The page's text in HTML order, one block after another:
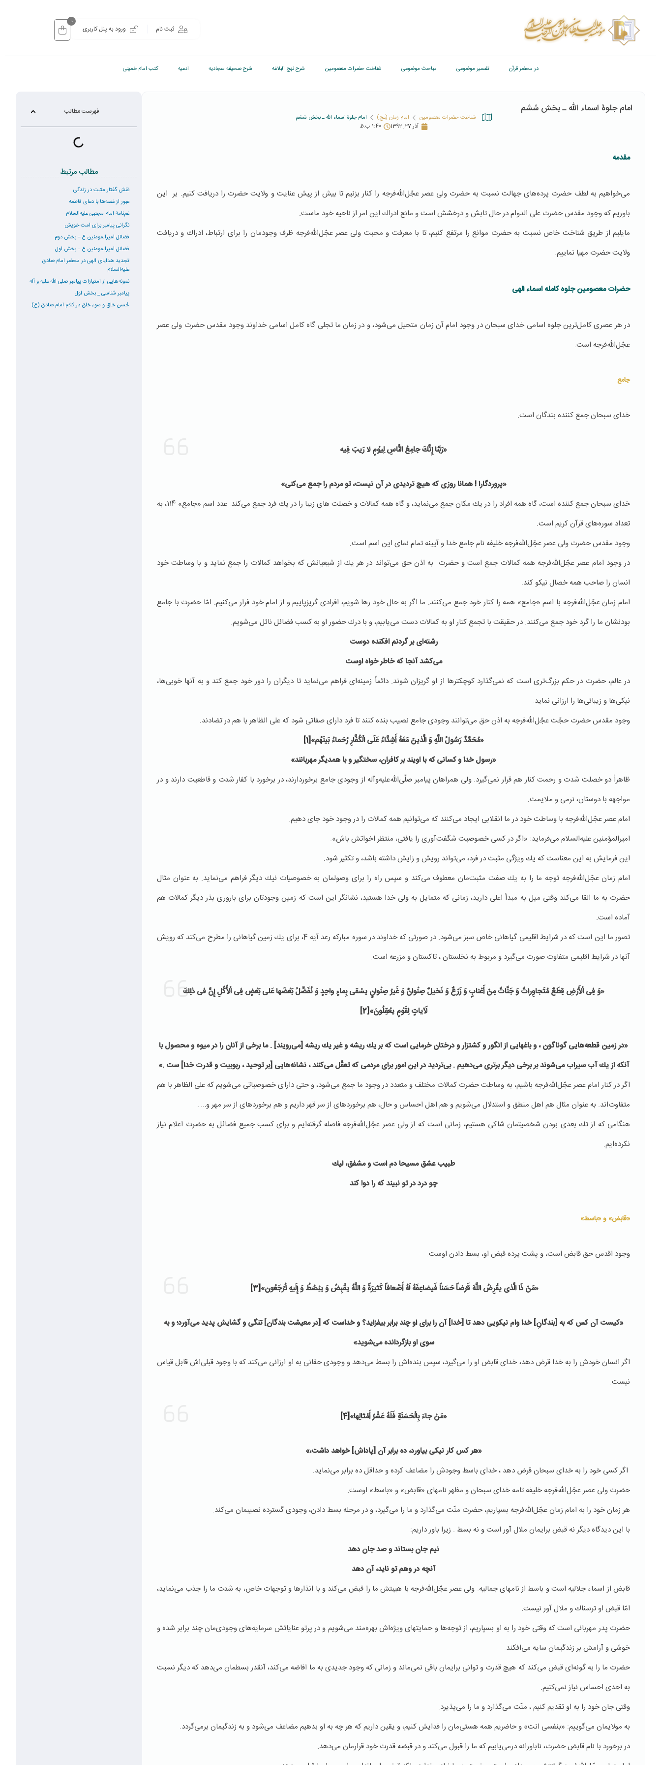
ثبت نام ورود به پنل کاربری
0
در محضر قرآن تفسیر موضوعی مباحث موضوعی شناخت حضرات معصومین شرح نهج البلاغه شرح صحیفه سجادیه ادعیه کتب امام خمینی
امام جلوۀ اسماء الله ـ بخش ششم
شناخت حضرات معصومین امام زمان (عج)
امام جلوۀ اسماء الله ـ بخش ششم
آذر 27, 1392
1:40 ب.ظ
مقدمه
می‌خواهیم به لطف حضرت پرده‌های جهالت نسبت به حضرت ولی عصر عجّل‌الله‌فرجه را كنار بزنیم تا بیش از پیش عنایت و ولایت حضرت را دریافت كنیم. بر این
باوریم كه وجود مقدس حضرت علی الدوام در حال تابش و درخشش است و مانع ادراك این امر از ناحیه خود ماست.
مایلیم از طریق شناخت خاص نسبت به حضرت موانع را مرتفع كنیم، تا با معرفت و محبت ولی عصر عجّل‌الله‌فرجه ظرف وجودمان را برای ارتباط، ادراك و دریافت
ولایت حضرت مهیا نماییم.
حضرات معصومین جلوه کامله اسماء الهی
در هر عصری كامل‌ترین جلوه اسامی خدای سبحان در وجود امام آن زمان متحیل می‌شود، و در زمان ما تجلی گاه كامل اسامی خداوند وجود مقدس حضرت ولی عصر
عجّل‌الله‌فرجه‌ است.
جامع
خدای سبحان جمع كننده بندگان است.
«رَبَّنا إِنَّكَ‏ جامِعُ‏ النَّاسِ‏ لِیوْمٍ لا رَیبَ فِیه
«پروردگارا ! همانا روزی كه هیچ تردیدی در آن نیست، تو مردم را جمع می‌كنی»
خدای سبحان جمع كننده است، گاه همه افراد را در یك مكان جمع می‌نماید، و گاه همه كمالات و خصلت های زیبا را در یك فرد جمع می‌كند. عدد اسم «جامع» 114، به
تعداد سوره‌های قرآن كریم است.
وجود مقدس حضرت ولی عصر عجّل‌الله‌فرجه خلیفه نام جامع خدا و آیینه تمام نمای این اسم است.
در وجود امام عصر عجّل‌الله‌فرجه همه كمالات جمع است و حضرت به اذن حق می‌تواند در هر یك از شیعیانش كه بخواهد كمالات را جمع نماید و با وساطت خود
انسان را صاحب همه خصال نیكو كند.
امام زمان عجّل‌الله‌فرجه با اسم «جامع» همه را كنار خود جمع می‌كنند. ما اگر به حال خود رها شویم، افرادی گریزپاییم و از امام خود فرار می‌كنیم. امّا حضرت با جامع
بودنشان ما را گرد خود جمع می‌كنند. در حقیقت با تجمع كنار او به كمالات دست می‌یابیم، و با درك حضور او به كسب فضائل نائل می‌شویم.
رشته‌ای بر گردنم افكنده دوست
می‌كشد آنجا كه خاطر خواه اوست
در عالم، حضرت در حكم بزرگ‌تری است كه نمی‌گذارد كوچكترها از او گریزان شوند. دائماً زمینه‌ای فراهم می‌نماید تا دیگران را دور خود جمع كند و به آنها خوبی‌ها،
نیكی‌ها و زیبائی‌ها را ارزانی نماید.
وجود مقدس حضرت حجّت عجّل‌الله‌فرجه به اذن حق می‌توانند وجودی جامع نصیب بنده كنند تا فرد دارای صفاتی شود که علی الظاهر با هم در تضادند.
«مُحَمَّدٌ رَسُولُ‏ اللَّهِ‏ وَ الَّذینَ‏ مَعَهُ‏ أَشِدَّاءُ عَلَى‏ الْكُفَّارِ رُحَماءُ بَینَهُم‏»[1]
«رسول خدا و کسانی که با اویند بر کافران، سختگیر و با همدیگر مهربانند»
ظاهراً‌ دو خصلت شدت و رحمت كنار هم قرار نمی‌گیرد. ولی همراهان پیامبر صلّی‌الله‌علیه‌و‌آله از وجودی جامع برخوردارند، در برخورد با كفار شدت و قاطعیت دارند و در
مواجهه با دوستان، نرمی و ملایمت.
امام عصر عجّل‌الله‌فرجه با وساطت خود در ما انقلابی ایجاد می‌كنند كه می‌توانیم همه كمالات را در وجود خود جای دهیم.
امیرالمؤمنین علیه‌السلام می‌فرماید: «اگر در كسی خصوصیت شگفت‌آوری را یافتی، منتظر اخواتش باش».
این فرمایش به این معناست كه یك ویژگی مثبت در فرد، می‌تواند رویش و زایش داشته باشد، و تكثیر شود.
امام زمان عجّل‌الله‌فرجه توجه ما را به یك صفت مثبت‌مان معطوف می‌كند و سپس راه را برای وصولمان به خصوصیات نیك دیگر فراهم می‌نماید. به عنوان مثال
حضرت به ما القا می‌كند وقتی میل به مبدأ اعلی دارید، زمانی كه متمایل به ولی خدا هستید، نشانگر این است كه زمین وجودتان برای باروری بذر دیگر كمالات هم
آماده است.
تصور ما این است كه در شرایط اقلیمی گیاهانی خاص سبز می‌شود. در صورتی كه خداوند در سوره مباركه رعد آیه 4، برای یك زمین گیاهانی را مطرح می‌كند كه رویش
آنها در شرایط اقلیمی متفاوت صورت می‌گیرد و مربوط به نخلستان ، تاكستان و مزرعه است.
«وَ فِی الْأَرْضِ قِطَعٌ مُتَجاوِراتٌ وَ جَنَّاتٌ مِنْ أَعْنابٍ وَ زَرْعٌ وَ نَخیلٌ صِنْوانٌ وَ غَیرُ صِنْوانٍ یسْقى‏ بِماءٍ واحِدٍ وَ نُفَضِّلُ بَعْضَها عَلى‏ بَعْضٍ فِی الْأُكُلِ إِنَّ فی‏ ذلِكَ
لَآیاتٍ لِقَوْمٍ یعْقِلُونَ»[2]
«در زمین قطعه‏‌هایى گوناگون ، و باغ‏هایى از انگور و كشتزار و درختان خرمایى است كه بر یك ریشه و غیر یك ریشه [مى‌‏رویند] . ما برخى از آنان را در میوه و محصول با
آنكه از یك آب سیراب مى‌‏شوند بر برخى دیگر برترى مى‌دهیم . بى‏‌تردید در این امور براى مردمى كه تعقّل مى‏‌كنند ، نشانه‏‌هایى [بر توحید ، ربوبیت و قدرت خدا] ست .»
اگر در كنار امام عصر عجّل‌الله‌فرجه باشیم، به وساطت حضرت كمالات مختلف و متعدد در وجود ما جمع می‌شود، و حتی دارای خصوصیاتی می‌شویم كه علی الظاهر با هم
متفاوت‌اند. به عنوان مثال هم اهل منطق و استدلال می‌شویم و هم اهل احساس و حال، هم برخوردهای از سر قهر داریم و هم برخوردهای از سر مهر و… .
هنگامی كه از تك بعدی بودن شخصیتمان شاكی هستیم، زمانی است كه از ولی عصر عجّل‌الله‌فرجه فاصله گرفته‌ایم و برای كسب جمیع فضائل به حضرت اعلام نیاز
نكرده‌‌ایم.
طبیب عشق مسیحا دم است و مشفق، لیك
چو درد در تو نبیند كه را دوا كند
«قابض» و «باسط»
وجود اقدس حق قابض است، و پشت پرده قبض او، بسط دادن اوست.
«مَنْ ذَا الَّذی یقْرِضُ‏ اللَّهَ‏ قَرْضاً حَسَناً فَیضاعِفَهُ لَهُ أَضْعافاً كَثیرَةً وَ اللَّهُ یقْبِضُ وَ یبْصُطُ وَ إِلَیهِ تُرْجَعُون‏»[3]
«كیست آن كس كه به [بندگانِ‏] خدا وام نیكویى دهد تا [خدا] آن را براى او چند برابر بیفزاید؟ و خداست كه [در معیشت بندگان‏] تنگى و گشایش پدید مى‌‏آورد؛ و به
سوى او بازگردانده مى‏‌شوید»
اگر انسان خودش را به خدا قرض دهد، خدای قابض او را می‌گیرد، سپس بنده‌اش را بسط می‌دهد و وجودی حقانی به او ارزانی می‌كند كه با وجود قبلی‌اش قابل قیاس
نیست.
«مَنْ‏ جاءَ بِالْحَسَنَةِ فَلَهُ عَشْرُ أَمْثالِها»[4]
«هر كس كار نیكى بیاورد، ده برابر آن [پاداش‏] خواهد داشت،»
اگر كسی خود را به خدای سبحان قرض دهد ، خدای باسط وجودش را مضاعف كرده و حداقل ده برابر می‌نماید.
حضرت ولی عصر عجّل‌الله‌فرجه خلیفه تامه خدای سبحان و مظهر نامهای «قابض» و «باسط» اوست.
هر زمان خود را به امام زمان عجّل‌الله‌فرجه بسپاریم، حضرت منّت می‌گذارد و ما را می‌گیرد، و در مرحله بسط دادن، وجودی گسترده نصیبمان می‌كند.
با این دیدگاه دیگر نه قبض برایمان ملال آور است و نه بسط . زیرا باور داریم:
نیم جان بستاند و صد جان دهد
آنچه در وهم تو ناید، آن دهد
قابض از اسماء جلالیه است و باسط از نامهای جمالیه. ولی عصر عجّل‌الله‌فرجه با هیبتش ما را قبض می‌كند و با انذارها و توجهات خاص، به شدت ما را جذب می‌نماید،
امّا قبض او ترسناك و ملال آور نیست.
حضرت پدر مهربانی است كه وقتی خود را به او بسپاریم، از توجه‌ها و حمایتهای ویژه‌اش بهره‌مند می‌شویم و در پرتو عنایاتش سرمایه‌های وجودی‌مان چند برابر شده و
خوشی و آرامش بر زندگیمان سایه می‌افكند.
حضرت ما را به گونه‌ای قبض می‌كند كه هیچ قدرت و توانی برایمان باقی نمی‌ماند و زمانی كه وجود جدیدی به ما افاضه می‌كند،‌ آنقدر بسطمان می‌دهد كه دیگر نسبت
به احدی احساس نیاز نمی‌كنیم.
وقتی جان خود را به او تقدیم كنیم ، منّت می‌گذارد و ما را می‌پذیرد.
به مولایمان می‌گوییم: «بنفسی انت» و حاضریم همه هستی‌مان را فدایش كنیم، و یقین داریم كه هر چه به او بدهیم مضاعف می‌شود و به زندگیمان برمی‌گردد.
در برخورد با نام قابض حضرت، ناباورانه درمی‌یابیم كه ما را قبول می‌كند و در قبضه قدرت خود قرارمان می‌دهد.
فهرست مطالب
مطالب مرتبط
نقش گفتار مثبت در زندگی
عبور از غصه‌ها با دعای فاطمه
غم‌نامۀ امام مجتبی علیه‌السلام
نگرانی پیامبر برای امت خویش
فضائل امیرالمومنین ع – بخش دوم
فضائل امیرالمومنین ع – بخش اول
تجدید هدایای الهی در محضر امام صادق
علیه‌السلام
نمونه‌هایی از امتیازات پیامبر صلی الله علیه و آله
پیامبر شناسی _ بخش اول
حُسن خلق و سوء خلق در کلام امام صادق (ع)